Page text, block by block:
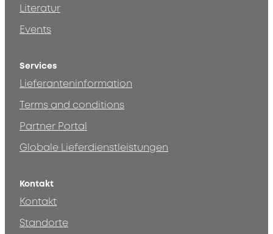
Literatur
Events
Services
Lieferanteninformation
Terms and conditions
Partner Portal
Globale Lieferdienstleistungen
Kontakt
Kontakt
Standorte